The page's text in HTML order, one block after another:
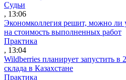
Судьи
, 13:06
Экономколлегия решит, можно ли
на стоимость выполненных работ
Практика
, 13:04
Wildberries планирует запустить в
склада в Казахстане
Практика